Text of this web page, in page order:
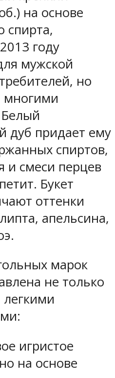
на основе
спирта,
году
мужской
но
дуб придает ему
спиртов,
и смеси перцев
Букет
оттенки
апельсина,
марок
не только
игристое
на основе